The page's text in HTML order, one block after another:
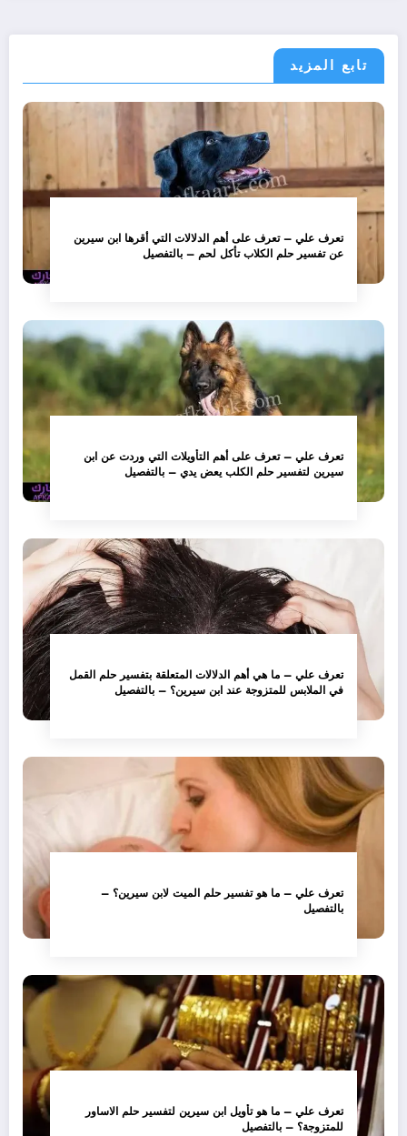
تابع المزيد
تعرف علي – تعرف على أهم الدلالات التي أقرها ابن سيرين
عن تفسير حلم الكلاب تأكل لحم – بالتفصيل
تعرف علي – تعرف على أهم التأويلات التي وردت عن ابن
سيرين لتفسير حلم الكلب يعض يدي – بالتفصيل
تعرف علي – ما هي أهم الدلالات المتعلقة بتفسير حلم القمل
في الملابس للمتزوجة عند ابن سيرين؟ – بالتفصيل
تعرف علي – ما هو تفسير حلم الميت لابن سيرين؟ –
بالتفصيل
تعرف علي – ما هو تأويل ابن سيرين لتفسير حلم الاساور
للمتزوجة؟ – بالتفصيل